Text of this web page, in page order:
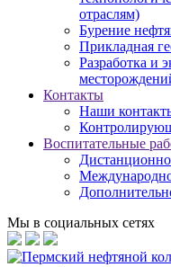
отраслям)
Бурение
Прикладная
Разработка и
Контакты
Наши
Воспитательные
Мы в социальных сетях